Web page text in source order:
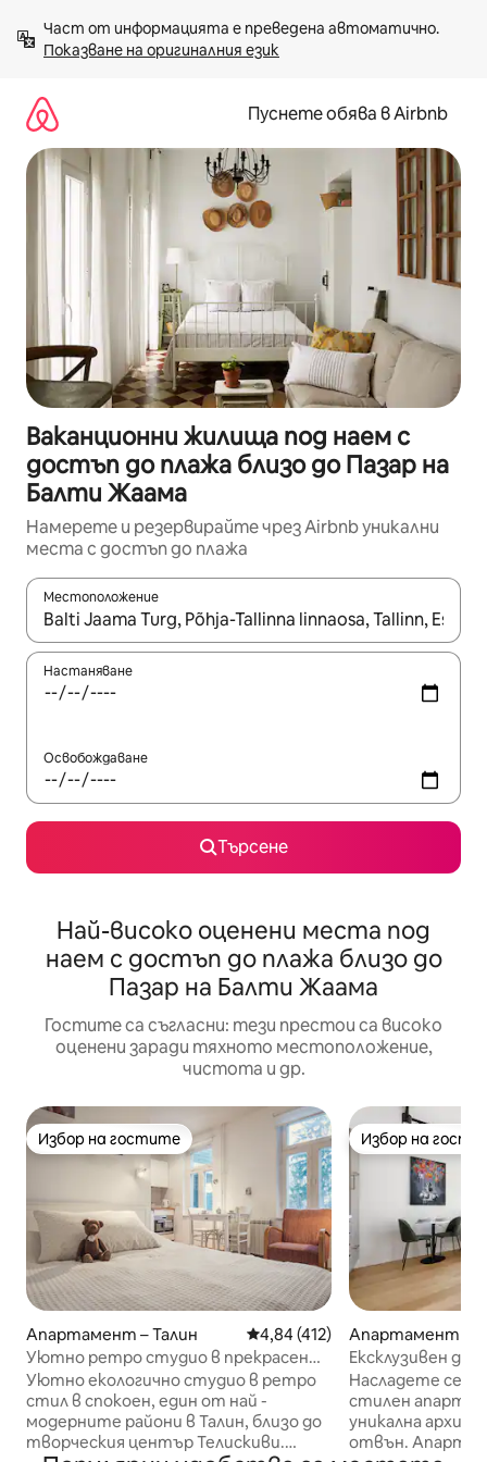
към
съдържанието
Показване на оригиналния език
Пуснете обява в Airbnb
Ваканционни жилища под наем с
достъп до плажа близо до Пазар на
Балти Жаама
Намерете и резервирайте чрез Airbnb уникални
места с достъп до плажа
Местоположение
Когато резултатите се покажат, използвайте
Настаняване
Освобождаване
Търсене
Най-високо оценени места под
наем с достъп до плажа близо до
Пазар на Балти Жаама
Гостите са съгласни: тези престои са високо
оценени заради тяхното местоположение,
чистота и др.
Избор на гостите
Избор на гостите
Апартамент – Талин Средна оценка: 4,84 от 5,
4,84 (412)
Уютно ретро студио в прекрасен
дървен квартал.
Уютно екологично студио в ретро
стил в спокоен, един от най -
модерните райони в Талин, близо до
творческия център Телискиви.
Избор на
Избор на
Апартамент –
Ексклузивен
Насладете се
стилен
уникална
отвън.